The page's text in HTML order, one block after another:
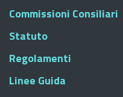
Commissioni Consiliari
Statuto
Regolamenti
Linee Guida